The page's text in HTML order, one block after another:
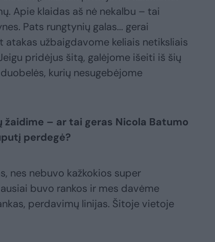
Apie klaidas aš nė nekalbu – tai
Pats rungtynių galas... gerai
užbaigdavome keliais netiksliais
pridėjus šitą, galėjome išeiti iš šių
kurių nesugebėjome
– ar tai geras Nicola Batumo
perdegė?
nes nebuvo kažkokios super
buvo rankos ir mes davėme
perdavimų linijas. Šitoje vietoje